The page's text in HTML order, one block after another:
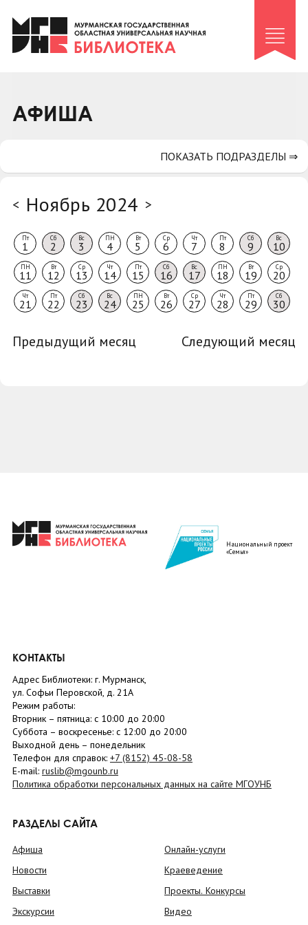
Клуб «Гиря и сельдерей»
Клуб «Семейный архив»
Коллегам
АФИША
< Ноябрь 2024 >
Пт
1
Сб
2
Вс
3
ПН
4
Вт
5
Ср
6
Чт
7
Пт
8
Сб
9
Вс
10
ПН
11
Вт
12
Ср
13
Чт
14
Пт
15
Сб
16
Вс
17
ПН
18
Вт
19
Ср
20
Чт
21
Пт
22
Сб
23
Вс
24
ПН
25
Вт
26
Ср
27
Чт
28
Пт
29
Сб
30
Предыдущий месяц Следующий месяц
ПОКАЗАТЬ ПОДРАЗДЕЛЫ ⇒
Национальный проект
«Семья»
КОНТАКТЫ
Адрес Библиотеки: г. Мурманск,
ул. Софьи Перовской, д. 21А
Режим работы:
Вторник – пятница: с 10:00 до 20:00
Суббота – воскресенье: c 12:00 до 20:00
Выходной день – понедельник
Телефон для справок: +7 (8152) 45-08-58
E-mail: ruslib@mgounb.ru
Политика обработки персональных данных на сайте МГОУНБ
РАЗДЕЛЫ САЙТА
Афиша
Новости
Выставки
Экскурсии
Онлайн-услуги
Краеведение
Проекты. Конкурсы
Видео